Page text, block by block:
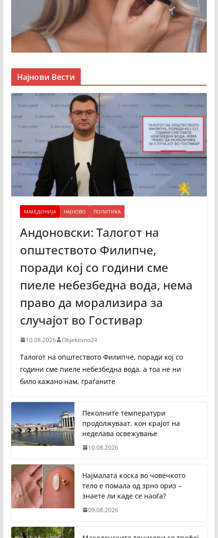
Најнови Вести
МАКЕДОНИЈА НАЈНОВО ПОЛИТИКА
Андоновски: Талогот на
општеството Филипче,
поради кој со години сме
пиеле небезбедна вода, нема
право да морализира за
случајот во Гостивар
10.08.2026 Objektivno24
Талогот на општеството Филипче, поради кој со
години сме пиеле небезбедна вода, а тоа не ни
било кажано нам, граѓаните
Пеколните температури
продолжуваат, кон крајот на
неделава освежување
10.08.2026
Најмалата коска во човечкото
тело е помала од зрно ориз –
знаете ли каде се наоѓа?
09.08.2026